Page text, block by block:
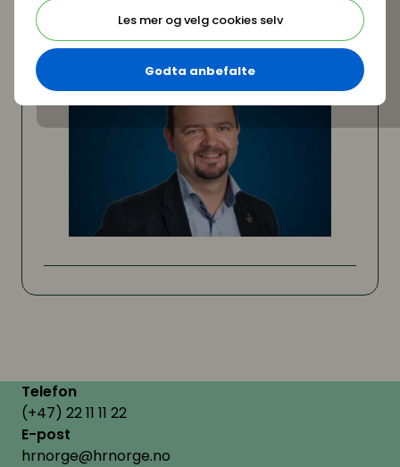
Les mer og velg cookies selv
Godta anbefalte
Telefon
(+47) 22 11 11 22
E-post
hrnorge@hrnorge.no